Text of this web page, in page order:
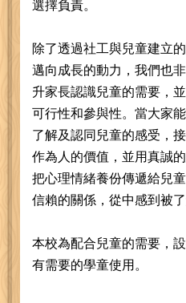
選擇負責。
除了透過社工與兒童建立
邁向成長的動力，我們也
升家長認識兒童的需要，
可行性和參與性。當大家
了解及認同兒童的感受，
作為人的價值，並用真誠
把心理情緒養份傳遞給兒
信賴的關係，從中感到被了
本校為配合兒童的需要，
有需要的學童使用。